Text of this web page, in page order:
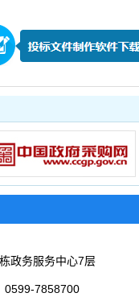
政务服务中心7层
0599-7858700